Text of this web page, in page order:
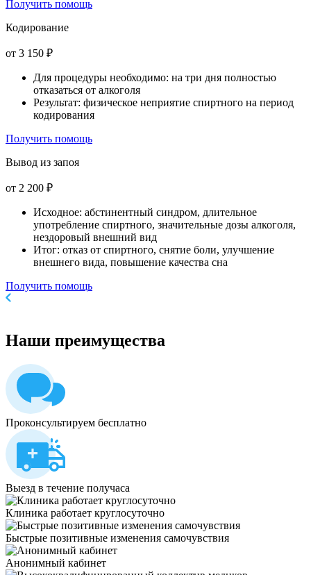
Получить помощь
Кодирование
от 3 150 ₽
Для процедуры необходимо: на три дня полностью
отказаться от алкоголя
Результат: физическое неприятие спиртного на период
кодирования
Получить помощь
Вывод из запоя
от 2 200 ₽
Исходное: абстинентный синдром, длительное
употребление спиртного, значительные дозы алкоголя,
нездоровый внешний вид
Итог: отказ от спиртного, снятие боли, улучшение
внешнего вида, повышение качества сна
Получить помощь
Наши преимущества
Проконсультируем бесплатно
Выезд в течение получаса
Клиника работает круглосуточно
Быстрые позитивные изменения самочувствия
Анонимный кабинет